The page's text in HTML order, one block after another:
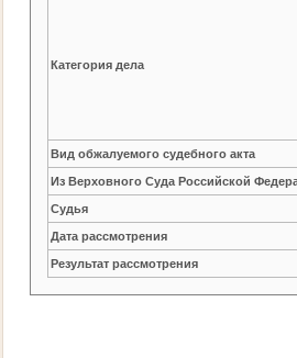
Категория дела
Вид обжалуемого судебного акта
Из Верховного Суда Российской
Судья
Дата рассмотрения
Результат рассмотрения